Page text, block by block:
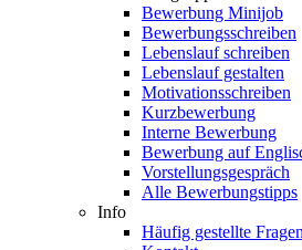
Bewerbung Minijob
Bewerbungsschreiben
Lebenslauf schreiben
Lebenslauf gestalten
Motivationsschreiben
Kurzbewerbung
Interne Bewerbung
Bewerbung auf
Vorstellungsgespräch
Alle Bewerbungstipps
Info
Häufig gestellte Fragen